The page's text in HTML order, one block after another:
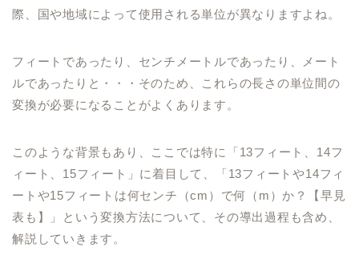
際、国や地域によって使用される単位が異なりますよね。
フィートであったり、センチメートルであったり、メート
ルであったりと・・・そのため、これらの長さの単位間の
変換が必要になることがよくあります。
このような背景もあり、ここでは特に「13フィート、14フ
ィート、15フィート」に着目して、「13フィートや14フィ
ートや15フィートは何センチ（cm）で何（m）か？【早見
表も】」という変換方法について、その導出過程も含め、
解説していきます。